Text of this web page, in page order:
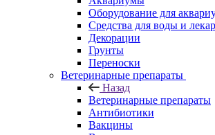
Оборудование для
Средства для воды и
Декорации
Грунты
Переноски
Ветеринарные препараты
Назад
Ветеринарные препараты
Антибиотики
Вакцины